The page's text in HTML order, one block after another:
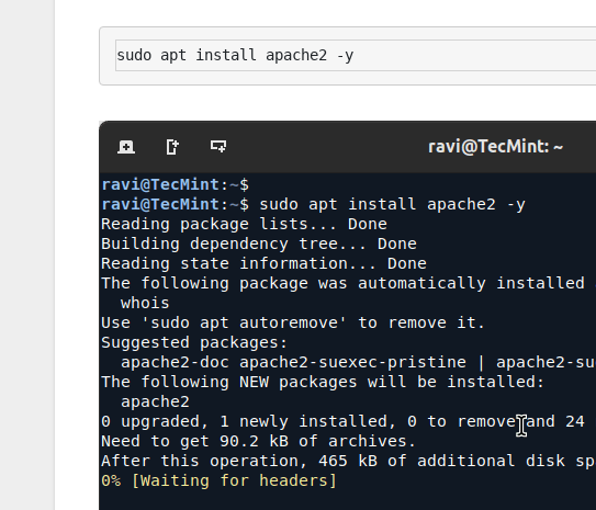
sudo apt install apache2 -y